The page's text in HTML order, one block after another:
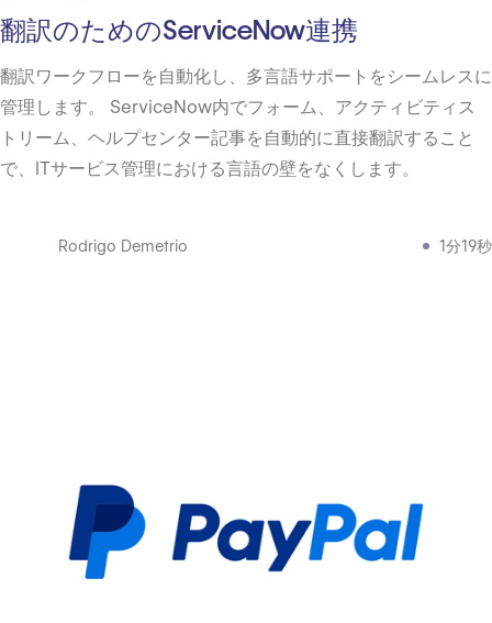
翻訳のためのServiceNow連携
翻訳ワークフローを自動化し、多言語サポートをシームレスに
管理します。 ServiceNow内でフォーム、アクティビティス
トリーム、ヘルプセンター記事を自動的に直接翻訳すること
で、ITサービス管理における言語の壁をなくします。
Rodrigo Demetrio 1分19秒